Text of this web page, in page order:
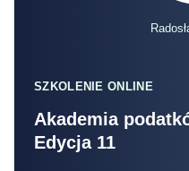
SZKOLENIE ONLINE
Akademia
Edycja 11